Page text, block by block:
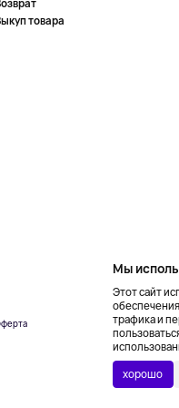
товара
Мы
Этот сайт
трафика и
хорошо